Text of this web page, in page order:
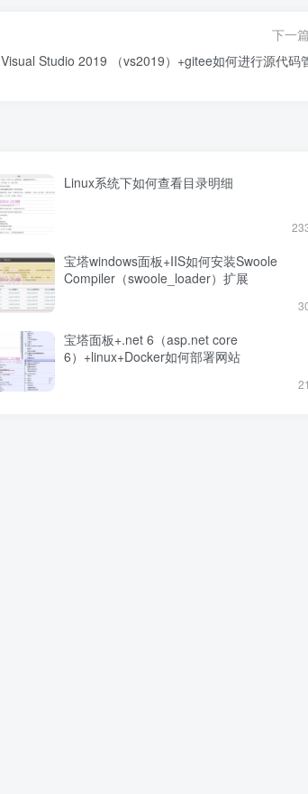
下一篇
Visual Studio 2019 （vs2019）+gitee如何进行源代码
Linux系统下如何查看目录明细
宝塔windows面板+IIS如何安装Swoole
Compiler（swoole_loader）扩展
宝塔面板+.net 6（asp.net core
6）+linux+Docker如何部署网站